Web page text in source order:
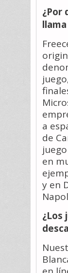
¿Por
a
de
en
y en
¿Los